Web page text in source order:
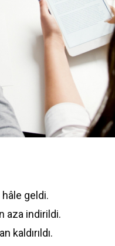
hâle geldi.
aza indirildi.
kaldırıldı.